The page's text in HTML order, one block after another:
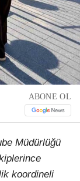
ABONE OL
Müdürlüğü
koordineli